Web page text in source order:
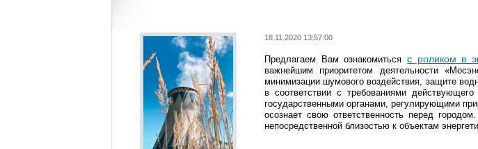
18.11.2020 13:57:00
Предлагаем Вам ознакомитьсяс роликом в
важнейшим приоритетом деятельности
минимизации шумового воздействия, защите
в соответствии с требованиями
государственными органами, регулирующими
осознает свою ответственность перед
непосредственной близостью к объектам